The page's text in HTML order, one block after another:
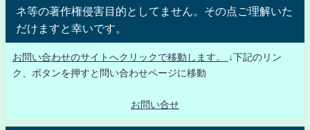
ネ等の著作権侵害目的としてません。その点ご理解いた
だけますと幸いです。
お問い合わせのサイトへクリックで移動します。
↓下記のリン
ク、ボタンを押すと問い合わせページに移動
お問い合せ